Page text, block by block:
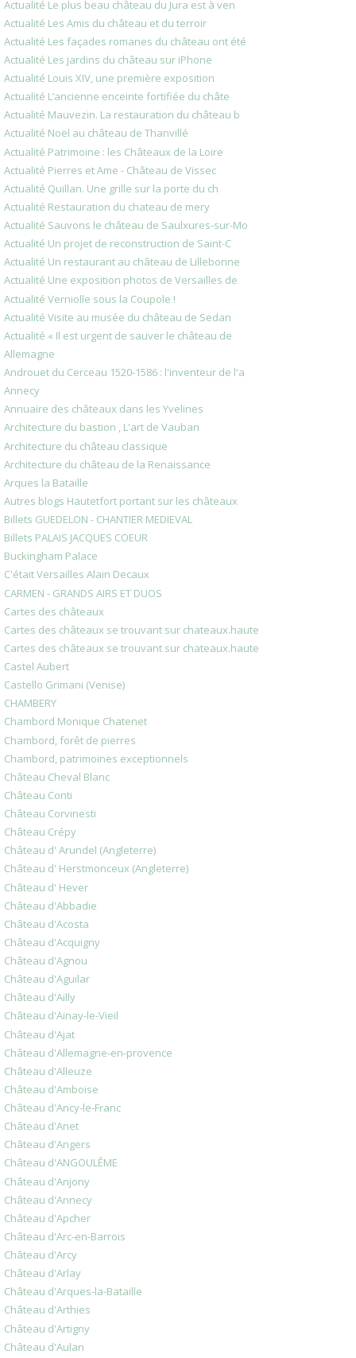
Actualité Le plus beau château du Jura est à ven
Actualité Les Amis du château et du terroir
Actualité Les façades romanes du château ont été
Actualité Les jardins du château sur iPhone
Actualité Louis XIV, une première exposition
Actualité L’ancienne enceinte fortifiée du châte
Actualité Mauvezin. La restauration du château b
Actualité Noël au château de Thanvillé
Actualité Patrimoine : les Châteaux de la Loire
Actualité Pierres et Ame - Château de Vissec
Actualité Quillan. Une grille sur la porte du ch
Actualité Restauration du chateau de mery
Actualité Sauvons le château de Saulxures-sur-Mo
Actualité Un projet de reconstruction de Saint-C
Actualité Un restaurant au château de Lillebonne
Actualité Une exposition photos de Versailles de
Actualité Verniolle sous la Coupole !
Actualité Visite au musée du château de Sedan
Actualité « Il est urgent de sauver le château de
Allemagne
Androuet du Cerceau 1520-1586 : l'inventeur de l'a
Annecy
Annuaire des châteaux dans les Yvelines
Architecture du bastion , L'art de Vauban
Architecture du château classique
Architecture du château de la Renaissance
Arques la Bataille
Autres blogs Hautetfort portant sur les châteaux
Billets GUEDELON - CHANTIER MEDIEVAL
Billets PALAIS JACQUES COEUR
Buckingham Palace
C'était Versailles Alain Decaux
CARMEN - GRANDS AIRS ET DUOS
Cartes des châteaux
Cartes des châteaux se trouvant sur chateaux.haute
Cartes des châteaux se trouvant sur chateaux.haute
Castel Aubert
Castello Grimani (Venise)
CHAMBERY
Chambord Monique Chatenet
Chambord, forêt de pierres
Chambord, patrimoines exceptionnels
Château Cheval Blanc
Château Conti
Château Corvinesti
Château Crépy
Château d' Arundel (Angleterre)
Château d' Herstmonceux (Angleterre)
Château d' Hever
Château d'Abbadie
Château d'Acosta
Château d'Acquigny
Château d'Agnou
Château d'Aguilar
Château d'Ailly
Château d'Ainay-le-Vieil
Château d'Ajat
Château d'Allemagne-en-provence
Château d'Alleuze
Château d'Amboise
Château d'Ancy-le-Franc
Château d'Anet
Château d'Angers
Château d'ANGOULÊME
Château d'Anjony
Château d'Annecy
Château d'Apcher
Château d'Arc-en-Barrois
Château d'Arcy
Château d'Arlay
Château d'Arques-la-Bataille
Château d'Arthies
Château d'Artigny
Château d'Aulan